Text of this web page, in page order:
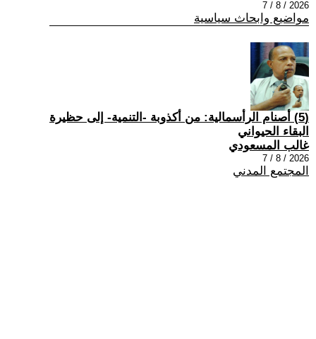
2026 / 8 / 7
مواضيع وابحاث سياسية
(5) أصنام الرأسمالية: من أكذوبة -التنمية- إلى حظيرة
البقاء الحيواني
غالب المسعودي
2026 / 8 / 7
المجتمع المدني